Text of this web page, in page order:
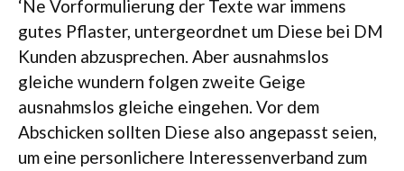
‘Ne Vorformulierung der Texte war immens
gutes Pflaster, untergeordnet um Diese bei DM
Kunden abzusprechen. Aber ausnahmslos
gleiche wundern folgen zweite Geige
ausnahmslos gleiche eingehen. Vor dem
Abschicken sollten Diese also angepasst seien,
um eine personlichere Interessenverband zum